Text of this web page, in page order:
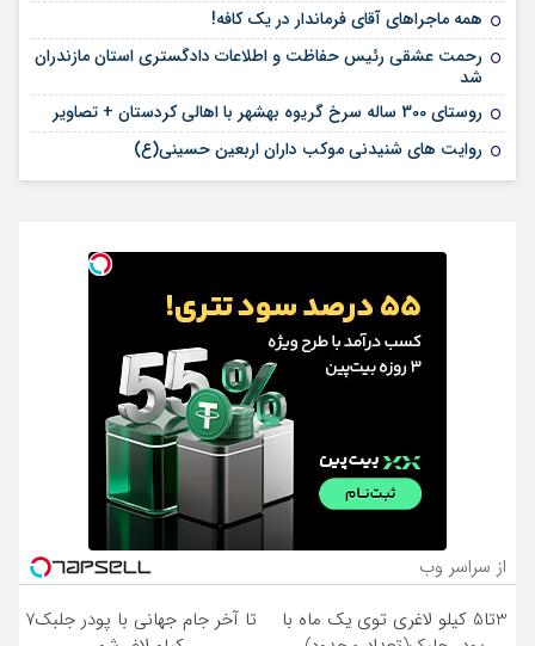
همه ماجراهای آقای فرماندار در یک کافه!
رحمت عشقی رئیس حفاظت و اطلاعات دادگستری استان مازندران
شد
روستای 300 ساله سرخ ‌گریوه بهشهر با اهالی کردستان + تصاویر
روایت های شنیدنی موکب داران اربعین حسینی(ع)
از سراسر وب
3تا5 کیلو لاغری توی یک ماه با
تا آخر جام جهانی با پودر جلبک7